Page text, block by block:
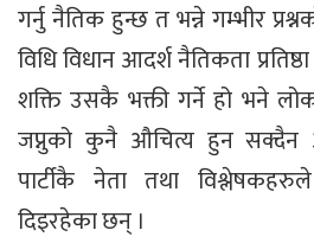
गर्नु नैतिक हुन्छ त भन्ने गम्भीर
विधि विधान आदर्श नैतिकता
शक्ति उसकै भक्ती गर्ने हो भने
जप्नुको कुनै औचित्य हुन सक्दैन
पार्टीकै नेता तथा
दिइरहेका छन् ।